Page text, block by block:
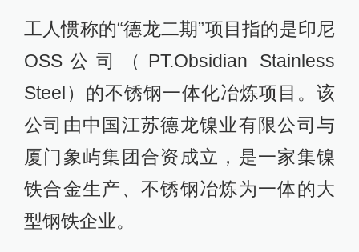
工人惯称的“德龙二期”项目指的是印尼
OSS公司（PT.Obsidian Stainless
Steel）的不锈钢一体化冶炼项目。该
公司由中国江苏德龙镍业有限公司与
厦门象屿集团合资成立，是一家集镍
铁合金生产、不锈钢冶炼为一体的大
型钢铁企业。